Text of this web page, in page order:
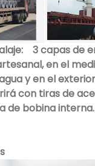
3 capas de
en el
y en el
con tiras de
de bobina interna.